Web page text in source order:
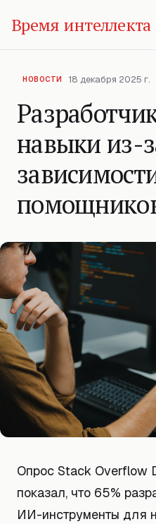
Время интеллекта
НОВОСТИ 18 декабря 2025 г.
навыки из-
Опрос Stack Overflow
показал, что 65%
ИИ-инструменты для